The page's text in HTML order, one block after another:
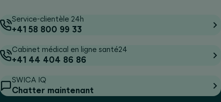
Service-clientèle 24h
+41 58 800 99 33
Cabinet médical en ligne santé24
+41 44 404 86 86
SWICA IQ
Chatter maintenant